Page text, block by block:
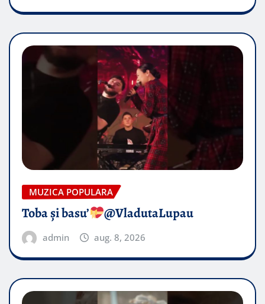
MUZICA POPULARA
Toba și basu’ @VladutaLupau
admin aug. 8, 2026